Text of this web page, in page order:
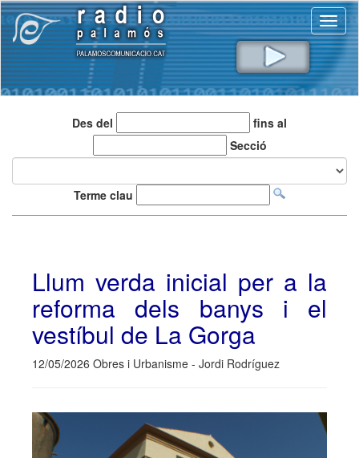
Des del
fins al
Secció
Terme clau
Llum verda inicial per a la
reforma dels banys i el
vestíbul de La Gorga
12/05/2026 Obres i Urbanisme - Jordi Rodríguez